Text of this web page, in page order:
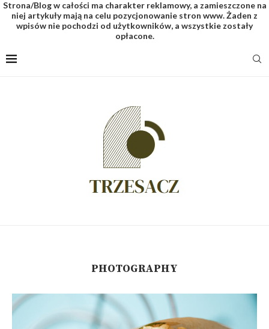
Strona/Blog w całości ma charakter reklamowy, a zamieszczone na
niej artykuły mają na celu pozycjonowanie stron www. Żaden z
wpisów nie pochodzi od użytkowników, a wszystkie zostały
opłacone.
PHOTOGRAPHY